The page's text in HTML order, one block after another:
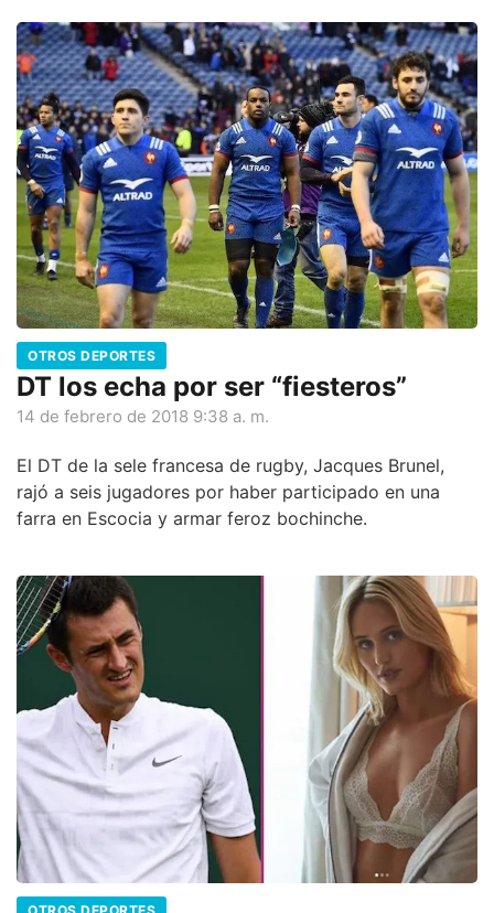
intervenido en las próximas horas.
OTROS DEPORTES
DT los echa por ser “fiesteros”
14 de febrero de 2018 9:38 a. m.
El DT de la sele francesa de rugby, Jacques Brunel,
rajó a seis jugadores por haber participado en una
farra en Escocia y armar feroz bochinche.